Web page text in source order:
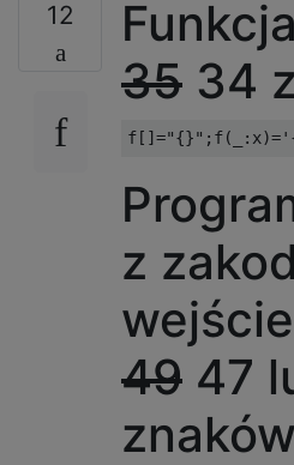
12
35 34
z
49 47
znaków